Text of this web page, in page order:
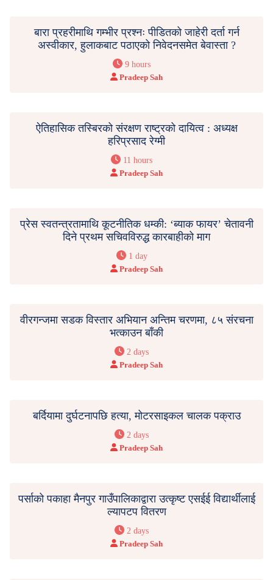
बारा प्रहरीमाथि गम्भीर प्रश्नः पीडितको जाहेरी दर्ता गर्न
अस्वीकार, हुलाकबाट पठाएको निवेदनसमेत बेवास्ता ?
9 hours
Pradeep Sah
ऐतिहासिक तस्बिरको संरक्षण राष्ट्रको दायित्व : अध्यक्ष
हरिप्रसाद रेग्मी
11 hours
Pradeep Sah
प्रेस स्वतन्त्रतामाथि कूटनीतिक धम्की: ‘ब्याक फायर’ चेतावनी
दिने प्रथम सचिवविरुद्ध कारबाहीको माग
1 day
Pradeep Sah
वीरगन्जमा सडक विस्तार अभियान अन्तिम चरणमा, ८५ संरचना
भत्काउन बाँकी
2 days
Pradeep Sah
बर्दियामा दुर्घटनापछि हत्या, मोटरसाइकल चालक पक्राउ
2 days
Pradeep Sah
पर्साको पकाहा मैनपुर गाउँपालिकाद्वारा उत्कृष्ट एसईई विद्यार्थीलाई
ल्यापटप वितरण
2 days
Pradeep Sah